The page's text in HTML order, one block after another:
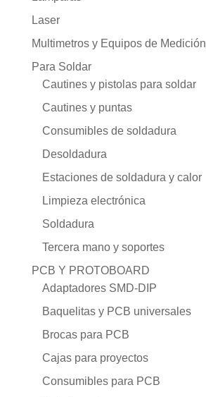
Laser
Multimetros y Equipos de Medición
Para Soldar
Cautines y pistolas para soldar
Cautines y puntas
Consumibles de soldadura
Desoldadura
Estaciones de soldadura y calor
Limpieza electrónica
Soldadura
Tercera mano y soportes
PCB Y PROTOBOARD
Adaptadores SMD-DIP
Baquelitas y PCB universales
Brocas para PCB
Cajas para proyectos
Consumibles para PCB